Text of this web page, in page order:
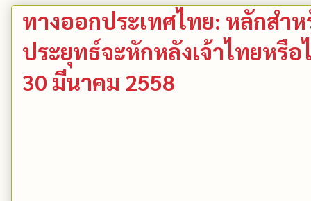
ทางออกประเทศไทย: หลักสำ
ประยุทธ์จะหักหลังเจ้าไทยหรื
30 มีนาคม 2558